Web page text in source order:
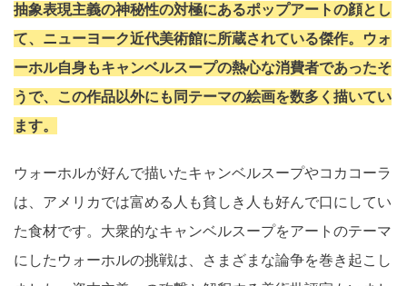
抽象表現主義の神秘性の対極にあるポップアートの顔とし
て、ニューヨーク近代美術館に所蔵されている傑作。ウォ
ーホル自身もキャンベルスープの熱心な消費者であったそ
うで、この作品以外にも同テーマの絵画を数多く描いてい
ます。
ウォーホルが好んで描いたキャンベルスープやコカコーラ
は、アメリカでは富める人も貧しき人も好んで口にしてい
た食材です。大衆的なキャンベルスープをアートのテーマ
にしたウォーホルの挑戦は、さまざまな論争を巻き起こし